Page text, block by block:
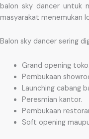
balon sky dancer untuk
masyarakat menemukan
Balon sky dancer sering
Grand opening toko.
Pembukaan
Launching cabang
Peresmian kantor.
Pembukaan
Soft opening